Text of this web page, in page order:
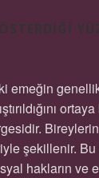
emeğin
şekillenir.
hakların ve